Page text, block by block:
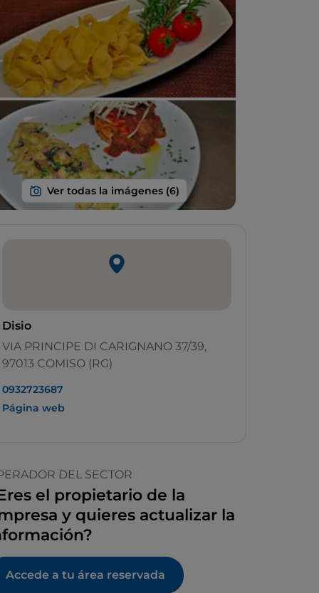
Disio
VIA PRINCIPE DI CARIGNANO 37/39,
97013 COMISO (RG)
0932723687
Página web
DEL SECTOR
el propietario de la
y quieres actualizar la
Accede a tu área reservada